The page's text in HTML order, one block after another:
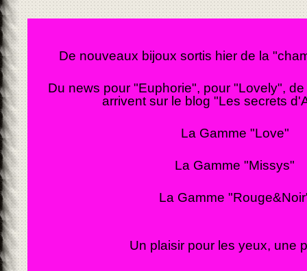
De nouveaux bijoux sortis hier de la
Du news pour "Euphorie", pour "Lovely",
arrivent sur le blog "Les secrets
La Gamme "Love"
La Gamme "Missys"
La Gamme
Un plaisir pour les yeux, une